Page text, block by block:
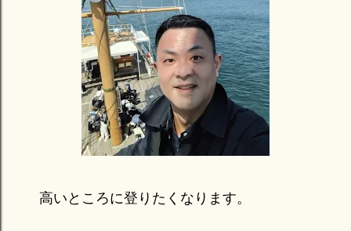
高いところに登りたくなります。